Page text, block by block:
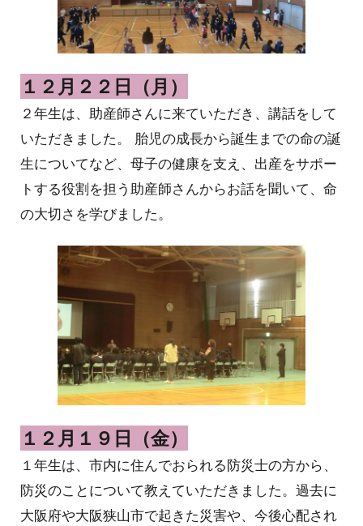
１２月２２日（月）
２年生は、助産師さんに来ていただき、講話をして
いただきました。 胎児の成長から誕生までの命の誕
生についてなど、母子の健康を支え、出産をサポー
トする役割を担う助産師さんからお話を聞いて、命
の大切さを学びました。
１２月１９日（金）
１年生は、市内に住んでおられる防災士の方から、
防災のことについて教えていただきました。過去に
大阪府や大阪狭山市で起きた災害や、今後心配され